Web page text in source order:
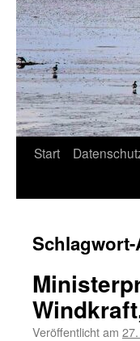
Start
Veröffentlicht am